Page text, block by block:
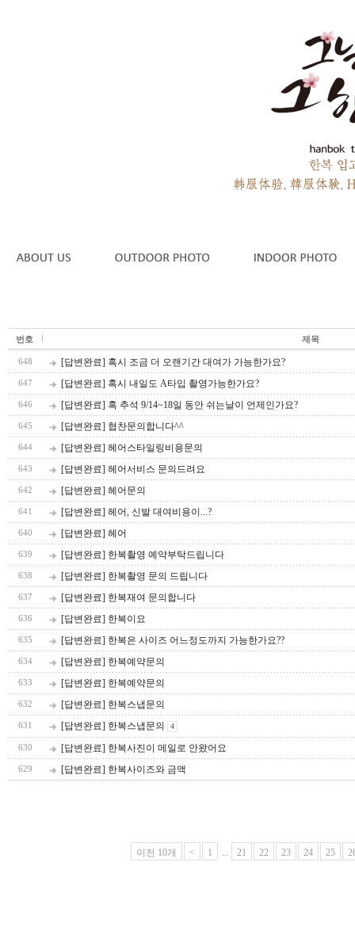
번호 제목
648 [답변완료] 혹시 조금 더 오랜기간 대여가 가능한가요?
647 [답변완료] 혹시 내일도 A타입 촬영가능한가요?
646 [답변완료] 혹 추석 9/14~18일 동안 쉬는날이 언제인가요?
645 [답변완료] 협찬문의합니다^^
644 [답변완료] 헤어스타일링비용문의
643 [답변완료] 헤어서비스 문의드려요
642 [답변완료] 헤어문의
641 [답변완료] 헤어, 신발 대여비용이...?
640 [답변완료] 헤어
639 [답변완료] 한복촬영 예약부탁드립니다
638 [답변완료] 한복촬영 문의 드립니다
637 [답변완료] 한복재여 문의합니다
636 [답변완료] 한복이요
635 [답변완료] 한복은 사이즈 어느정도까지 가능한가요??
634 [답변완료] 한복예약문의
633 [답변완료] 한복예약문의
632 [답변완료] 한복스냅문의
631 [답변완료] 한복스냅문의 4
630 [답변완료] 한복사진이 메일로 안왔어요
629 [답변완료] 한복사이즈와 금액
이전 10개 < 1 ... 21 22 23 24 25